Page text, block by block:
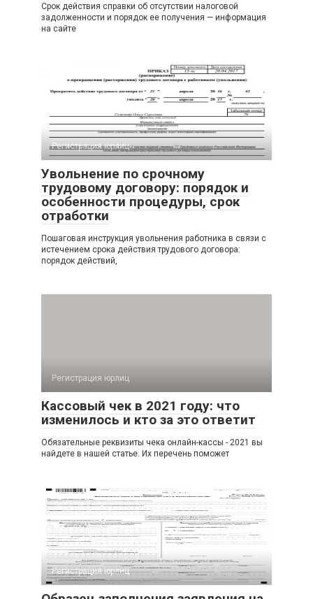
Срок действия справки об отсутствии налоговой
задолженности и порядок ее получения — информация
на сайте
Регистрация юрлиц
Увольнение по срочному
трудовому договору: порядок и
особенности процедуры, срок
отработки
Пошаговая инструкция увольнения работника в связи с
истечением срока действия трудового договора:
порядок действий,
Регистрация юрлиц
Кассовый чек в 2021 году: что
изменилось и кто за это ответит
Обязательные реквизиты чека онлайн-кассы - 2021 вы
найдете в нашей статье. Их перечень поможет
Регистрация юрлиц